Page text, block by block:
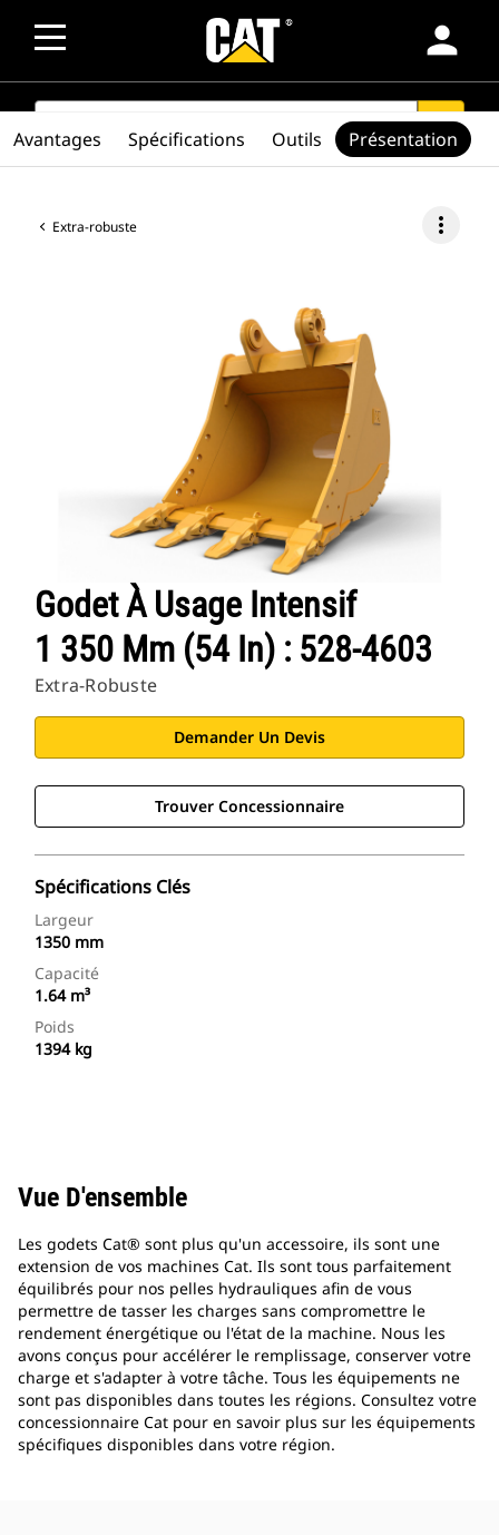
person
SEARCH search
Extra-robuste more_vert
Godet À Usage Intensif
1 350 Mm (54 In) : 528-4603
Extra-Robuste
Demander Un Devis
Trouver Concessionnaire
Spécifications Clés
Largeur
1350 mm
Capacité
1.64 m³
Poids
1394 kg
Avantages Spécifications Outils Présentation
Vue D'ensemble
Les godets Cat® sont plus qu'un accessoire, ils sont une
extension de vos machines Cat. Ils sont tous parfaitement
équilibrés pour nos pelles hydrauliques afin de vous
permettre de tasser les charges sans compromettre le
rendement énergétique ou l'état de la machine. Nous les
avons conçus pour accélérer le remplissage, conserver votre
charge et s'adapter à votre tâche. Tous les équipements ne
sont pas disponibles dans toutes les régions. Consultez votre
concessionnaire Cat pour en savoir plus sur les équipements
spécifiques disponibles dans votre région.